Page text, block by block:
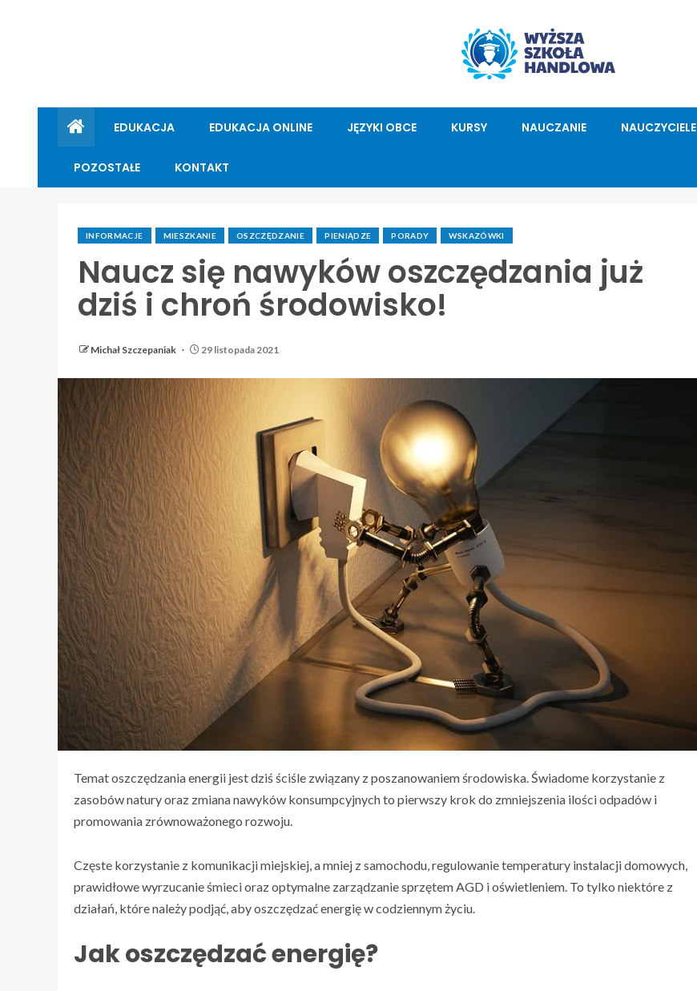
EDUKACJA EDUKACJA ONLINE JĘZYKI OBCE KURSY NAUCZANIE NAUCZYCIELE
POZOSTAŁE KONTAKT
INFORMACJE MIESZKANIE OSZCZĘDZANIE PIENIĄDZE PORADY WSKAZÓWKI
Naucz się nawyków oszczędzania już
dziś i chroń środowisko!
Michał Szczepaniak 29 listopada 2021
Temat oszczędzania energii jest dziś ściśle związany z poszanowaniem środowiska. Świadome korzystanie z
zasobów natury oraz zmiana nawyków konsumpcyjnych to pierwszy krok do zmniejszenia ilości odpadów i
promowania zrównoważonego rozwoju.
Częste korzystanie z komunikacji miejskiej, a mniej z samochodu, regulowanie temperatury instalacji domowych,
prawidłowe wyrzucanie śmieci oraz optymalne zarządzanie sprzętem AGD i oświetleniem. To tylko niektóre z
działań, które należy podjąć, aby oszczędzać energię w codziennym życiu.
Jak oszczędzać energię?